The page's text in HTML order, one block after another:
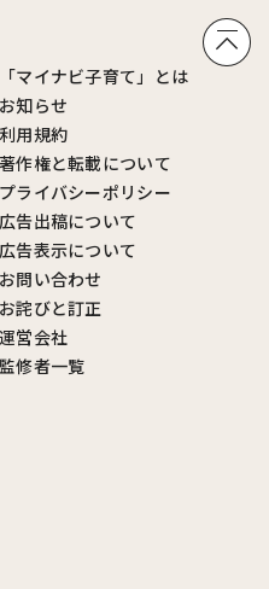
「マイナビ子育て」とは
お知らせ
利用規約
著作権と転載について
プライバシーポリシー
広告出稿について
広告表示について
お問い合わせ
お詫びと訂正
運営会社
監修者一覧